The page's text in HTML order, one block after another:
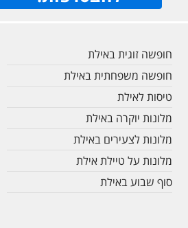
חופשה זוגית באילת
חופשה משפחתית באילת
טיסות לאילת
מלונות יוקרה באילת
מלונות לצעירים באילת
מלונות על טיילת אילת
סוף שבוע באילת